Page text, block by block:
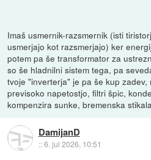
Imaš usmernik-razsmernik (isti
usmerjajo kot razsmerjajo) ker
potem pa še transformator za
so še hladnilni sistem tega, pa
tvoje "inverterja" je pa še kup
previsoko napetostjo, filtri špic,
kompenzira sunke, bremenska
DamijanD
::6. jul 2026, 10:51